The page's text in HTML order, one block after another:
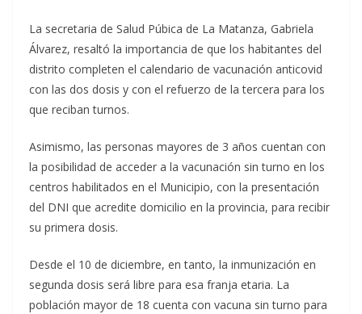
La secretaria de Salud Púbica de La Matanza, Gabriela
Álvarez, resaltó la importancia de que los habitantes del
distrito completen el calendario de vacunación anticovid
con las dos dosis y con el refuerzo de la tercera para los
que reciban turnos.
Asimismo, las personas mayores de 3 años cuentan con
la posibilidad de acceder a la vacunación sin turno en los
centros habilitados en el Municipio, con la presentación
del DNI que acredite domicilio en la provincia, para recibir
su primera dosis.
Desde el 10 de diciembre, en tanto, la inmunización en
segunda dosis será libre para esa franja etaria. La
población mayor de 18 cuenta con vacuna sin turno para